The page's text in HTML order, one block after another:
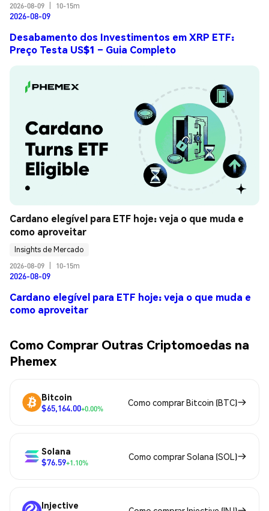
2026-08-09
10-15m
2026-08-09
Desabamento dos Investimentos em XRP ETF:
Preço Testa US$1 – Guia Completo
Cardano elegível para ETF hoje: veja o que muda e
como aproveitar
Insights de Mercado
2026-08-09
10-15m
2026-08-09
Cardano elegível para ETF hoje: veja o que muda e
como aproveitar
Como Comprar Outras Criptomoedas na
Phemex
Bitcoin
$65,164.00+0.00%
Como comprar Bitcoin (BTC)
Solana
$76.59+1.10%
Como comprar Solana (SOL)
Injective